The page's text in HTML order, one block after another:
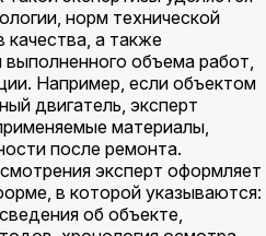
норм технической
качества, а также
объема работ,
Например, если объектом
двигатель, эксперт
материалы,
после ремонта.
эксперт оформляет
в которой указываются:
об объекте,